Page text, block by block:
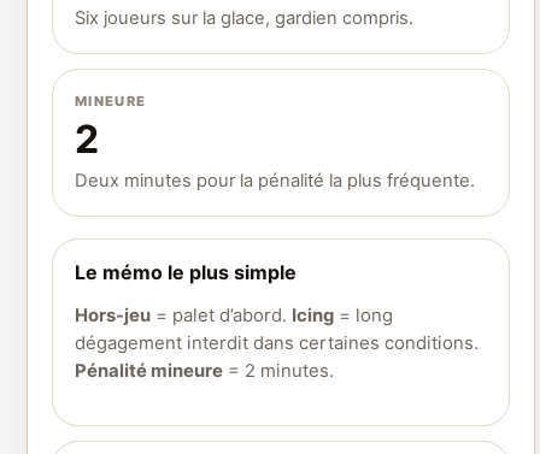
Six joueurs sur la glace, gardien compris.
MINEURE
2
Deux minutes pour la pénalité la plus fréquente.
Le mémo le plus simple
Hors-jeu = palet d’abord. Icing = long
dégagement interdit dans certaines conditions.
Pénalité mineure = 2 minutes.